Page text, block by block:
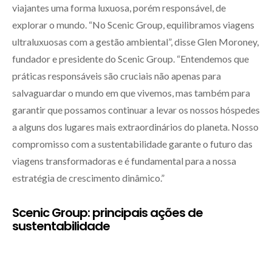
viajantes uma forma luxuosa, porém responsável, de
explorar o mundo. “No Scenic Group, equilibramos viagens
ultraluxuosas com a gestão ambiental”, disse Glen Moroney,
fundador e presidente do Scenic Group. “Entendemos que
práticas responsáveis são cruciais não apenas para
salvaguardar o mundo em que vivemos, mas também para
garantir que possamos continuar a levar os nossos hóspedes
a alguns dos lugares mais extraordinários do planeta. Nosso
compromisso com a sustentabilidade garante o futuro das
viagens transformadoras e é fundamental para a nossa
estratégia de crescimento dinâmico.”
Scenic Group: principais ações de
sustentabilidade